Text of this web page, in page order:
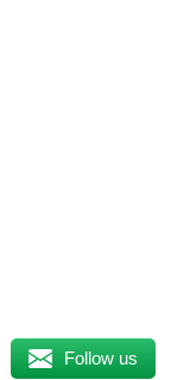
Follow us